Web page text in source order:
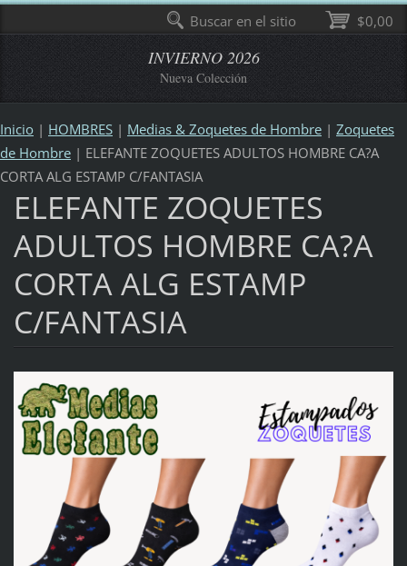
INVIERNO 2026
Nueva Colección
Inicio | HOMBRES | Medias & Zoquetes de Hombre | Zoquetes
de Hombre | ELEFANTE ZOQUETES ADULTOS HOMBRE CA?A
CORTA ALG ESTAMP C/FANTASIA
ELEFANTE ZOQUETES
ADULTOS HOMBRE CA?A
CORTA ALG ESTAMP
C/FANTASIA
$0,00
Buscar en el sitio